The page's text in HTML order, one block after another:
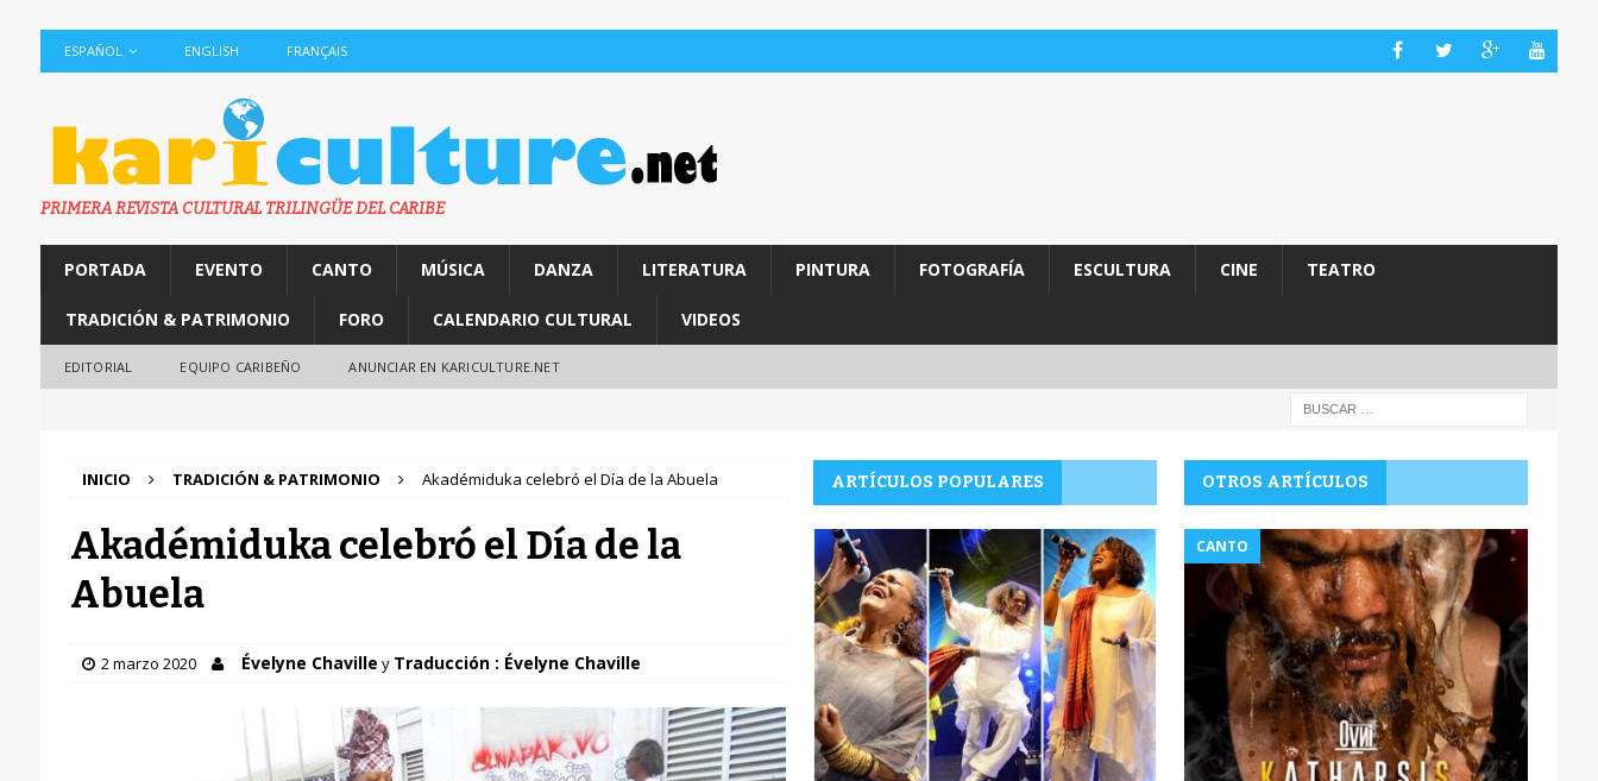
ESPAÑOL ENGLISH FRANÇAIS
PRIMERA REVISTA CULTURAL TRILINGÜE DEL CARIBE
PORTADA EVENTO CANTO MÚSICA DANZA LITERATURA PINTURA FOTOGRAFÍA ESCULTURA CINE TEATRO
TRADICIÓN & PATRIMONIO FORO CALENDARIO CULTURAL VIDEOS
EDITORIAL EQUIPO CARIBEÑO ANUNCIAR EN KARICULTURE.NET
INICIO TRADICIÓN & PATRIMONIO Akadémiduka celebró el Día de la Abuela
Akadémiduka celebró el Día de la
Abuela
2 marzo 2020 Évelyne Chaville y Traducción : Évelyne Chaville
ARTÍCULOS POPULARES OTROS ARTÍCULOS
CANTO